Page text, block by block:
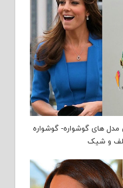
های گوشواره- گوشواره
و شیک